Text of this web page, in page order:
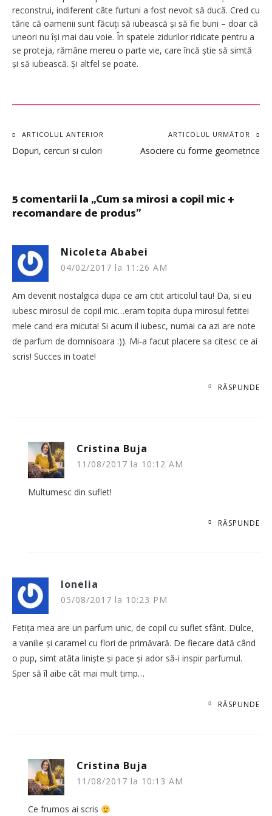
reconstrui, indiferent câte furtuni a fost nevoit să ducă. Cred cu
tărie că oamenii sunt făcuți să iubească și să fie buni – doar că
uneori nu își mai dau voie. În spatele zidurilor ridicate pentru a
se proteja, rămâne mereu o parte vie, care încă știe să simtă
și să iubească. Și altfel se poate.
Navigare
în
ARTICOLUL ANTERIOR
Dopuri, cercuri si culori
ARTICOLUL URMĂTOR
Asociere cu forme geometrice
5 comentarii la „Cum sa mirosi a copil mic +
recomandare de produs”
Nicoleta Ababei
04/02/2017 la 11:26 AM
Am devenit nostalgica dupa ce am citit articolul tau! Da, si eu
iubesc mirosul de copil mic…eram topita dupa mirosul fetitei
mele cand era micuta! Si acum il iubesc, numai ca azi are note
de parfum de domnisoara :)). Mi-a facut placere sa citesc ce ai
scris! Succes in toate!
RĂSPUNDE
Cristina Buja
11/08/2017 la 10:12 AM
Multumesc din suflet!
RĂSPUNDE
Ionelia
05/08/2017 la 10:23 PM
Fetița mea are un parfum unic, de copil cu suflet sfânt. Dulce,
a vanilie și caramel cu flori de primăvară. De fiecare dată când
o pup, simt atâta liniște și pace și ador să-i inspir parfumul.
Sper să îl aibe cât mai mult timp…
RĂSPUNDE
Cristina Buja
11/08/2017 la 10:13 AM
Ce frumos ai scris